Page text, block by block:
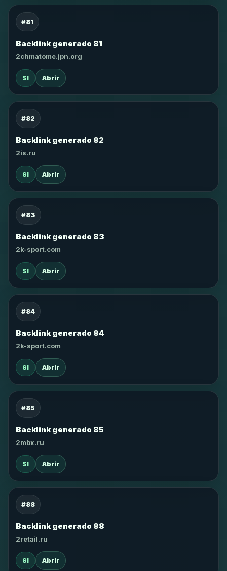
#81
Backlink generado 81
2chmatome.jpn.org
SI Abrir
#82
Backlink generado 82
2is.ru
SI Abrir
#83
Backlink generado 83
2k-sport.com
SI Abrir
#84
Backlink generado 84
2k-sport.com
SI Abrir
#85
Backlink generado 85
2mbx.ru
SI Abrir
#88
Backlink generado 88
2retail.ru
SI Abrir